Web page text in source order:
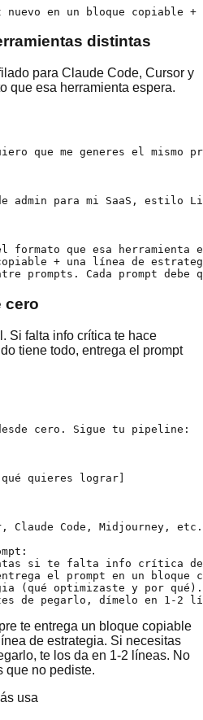
nuevo en un bloque copiable
distintas
para Claude Code, Cursor y
que esa herramienta espera.
que me generes el
admin para mi SaaS,
formato que esa
+ una línea de
prompts. Cada prompt debe
cero
Si falta info crítica te hace
tiene todo, entrega el prompt
cero. Sigue tu pipeline:
quieres lograr]
Claude Code, Midjourney,
si te falta info crítica
el prompt en un bloque
(qué optimizaste y por qué).
de pegarlo, dímelo en 1-2
te entrega un bloque copiable
de estrategia. Si necesitas
te los da en 1-2 líneas. No
que no pediste.
usa